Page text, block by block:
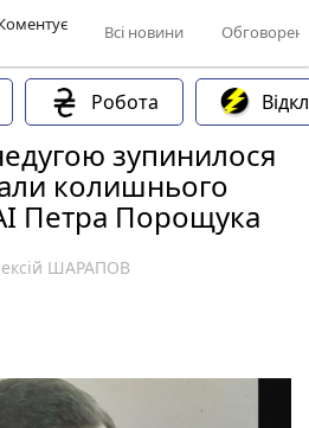
Всі новини
Робота
зупинилося
колишнього
Петра Порощука
ШАРАПОВ